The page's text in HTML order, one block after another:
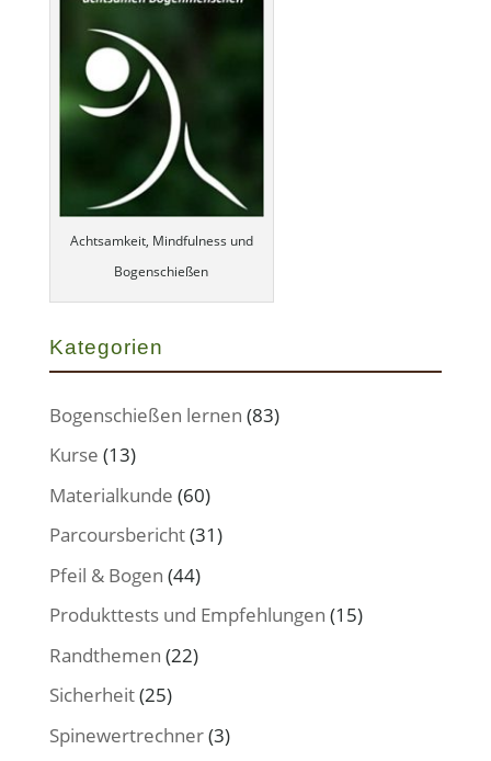
Achtsamkeit, Mindfulness und
Bogenschießen
Kategorien
Bogenschießen lernen (83)
Kurse (13)
Materialkunde (60)
Parcoursbericht(31)
Pfeil & Bogen (44)
Produkttests und Empfehlungen (15)
Randthemen (22)
Sicherheit(25)
Spinewertrechner(3)